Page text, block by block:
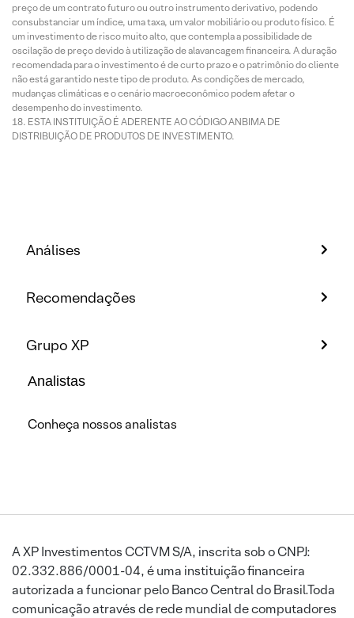
preço de um contrato futuro ou outro instrumento derivativo, podendo
consubstanciar um índice, uma taxa, um valor mobiliário ou produto físico. É
um investimento de risco muito alto, que contempla a possibilidade de
oscilação de preço devido à utilização de alavancagem financeira. A duração
recomendada para o investimento é de curto prazo e o patrimônio do cliente
não está garantido neste tipo de produto. As condições de mercado,
mudanças climáticas e o cenário macroeconômico podem afetar o
desempenho do investimento.
ESTA INSTITUIÇÃO É ADERENTE AO CÓDIGO ANBIMA DE
DISTRIBUIÇÃO DE PRODUTOS DE INVESTIMENTO.
Análises
Recomendações
Grupo XP
Analistas
Conheça nossos analistas
A XP Investimentos CCTVM S/A, inscrita sob o CNPJ:
02.332.886/0001-04, é uma instituição financeira
autorizada a funcionar pelo Banco Central do Brasil.Toda
comunicação através de rede mundial de computadores